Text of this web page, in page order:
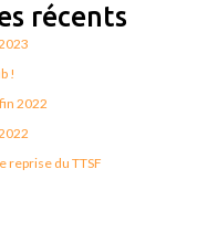
récents
!
2022
reprise du TTSF